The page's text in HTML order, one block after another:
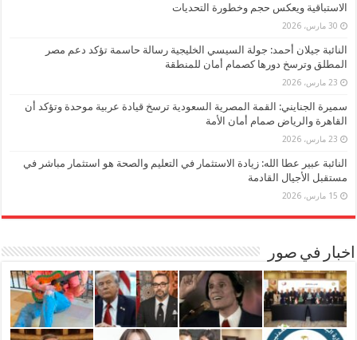
الاستباقية ويعكس حجم وخطورة التحديات
30 مارس، 2026
النائبة جيلان أحمد: جولة السيسي الخليجية رسالة حاسمة تؤكد دعم مصر
المطلق وترسخ دورها كصمام أمان للمنطقة
23 مارس، 2026
سميرة الجنايني: القمة المصرية السعودية ترسخ قيادة عربية موحدة وتؤكد أن
القاهرة والرياض صمام أمان الأمة
23 مارس، 2026
النائبة عبير عطا الله: زيادة الاستثمار في التعليم والصحة هو استثمار مباشر في
مستقبل الأجيال القادمة
15 مارس، 2026
اخبار في صور